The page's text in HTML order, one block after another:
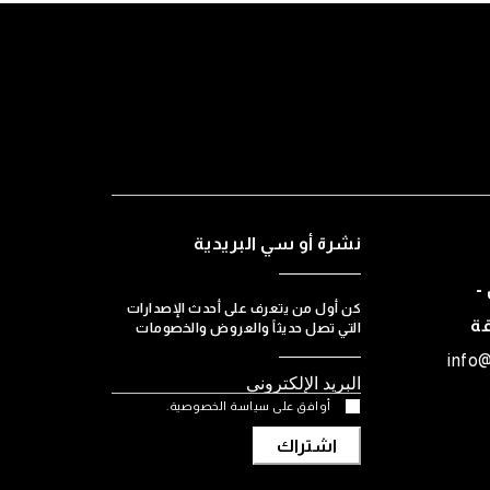
-
نشرة أو سي البريدية
كن أول من يتعرف على أحدث الإصدارات
التي تصل حديثاً والعروض والخصومات
أوافق على سياسة الخصوصية.
اشتراك